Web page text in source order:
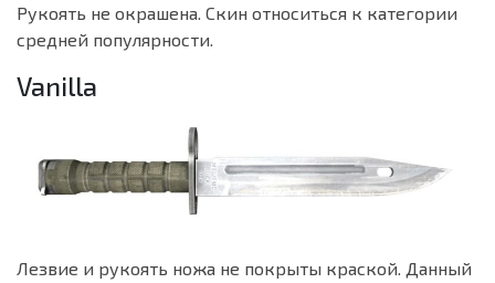
Рукоять не окрашена. Скин относиться к категории
средней популярности.
Vanilla
Лезвие и рукоять ножа не покрыты краской. Данный